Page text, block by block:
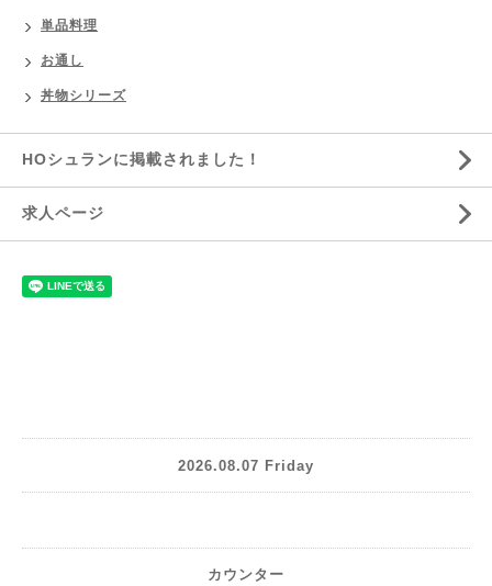
単品料理
お通し
丼物シリーズ
HOシュランに掲載されました！
求人ページ
2026.08.07 Friday
カウンター